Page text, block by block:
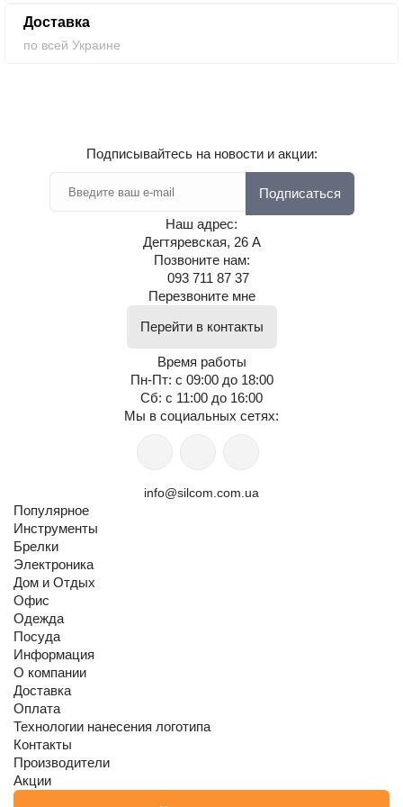
Доставка
по всей Украине
Подписывайтесь на новости и акции:
Подписаться
Наш адрес:
Дегтяревская, 26 А
Позвоните нам:
093 711 87 37
Перезвоните мне
Перейти в контакты
Время работы
Пн-Пт: с 09:00 до 18:00
Сб: с 11:00 до 16:00
Мы в социальных сетях:
info@silcom.com.ua
Популярное
Инструменты
Брелки
Электроника
Дом и Отдых
Офис
Одежда
Посуда
Информация
О компании
Доставка
Оплата
Технологии нанесения логотипа
Контакты
Производители
Акции